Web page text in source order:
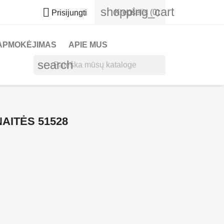
 Prisijungti shopping_cart
Krepšelis (0)
APIE MUS
search
51528